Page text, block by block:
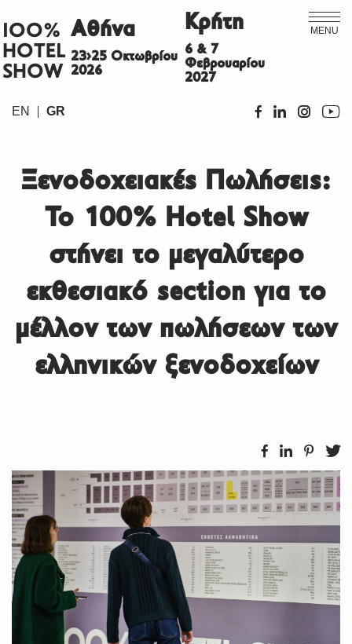
MENU
ΙΟΟ%
HOTEL
SHOW
Αθήνα
23>25 Οκτωβρίου
2026
Κρήτη
6 & 7
Φεβρουαρίου
2027
EN GR
Ξενοδοχειακές Πωλήσεις:
Το 100% Hotel Show
στήνει το μεγαλύτερο
εκθεσιακό section για το
μέλλον των πωλήσεων των
ελληνικών ξενοδοχείων